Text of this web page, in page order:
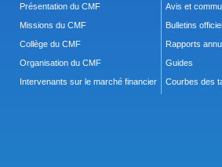
Présentation du CMF
Missions du CMF
Collège du CMF
Organisation du CMF
Intervenants sur le marché financier
Avis et
Bulletins
Rapports
Guides
Courbes des